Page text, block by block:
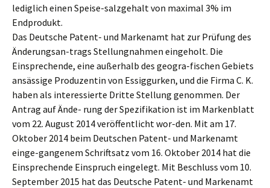
lediglich einen Speise-salzgehalt von maximal 3% im
Endprodukt.
Das Deutsche Patent- und Markenamt hat zur Prüfung des
Änderungsan-trags Stellungnahmen eingeholt. Die
Einsprechende, eine außerhalb des geogra-fischen Gebiets
ansässige Produzentin von Essiggurken, und die Firma C. K.
haben als interessierte Dritte Stellung genommen. Der
Antrag auf Ände- rung der Spezifikation ist im Markenblatt
vom 22. August 2014 veröffentlicht wor-den. Mit am 17.
Oktober 2014 beim Deutschen Patent- und Markenamt
einge-gangenem Schriftsatz vom 16. Oktober 2014 hat die
Einsprechende Einspruch eingelegt. Mit Beschluss vom 10.
September 2015 hat das Deutsche Patent- und Markenamt